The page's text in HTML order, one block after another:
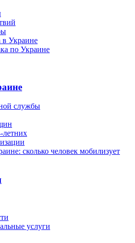
в Украине
по Украине
службы
летних
сколько человек мобилизует
услуги